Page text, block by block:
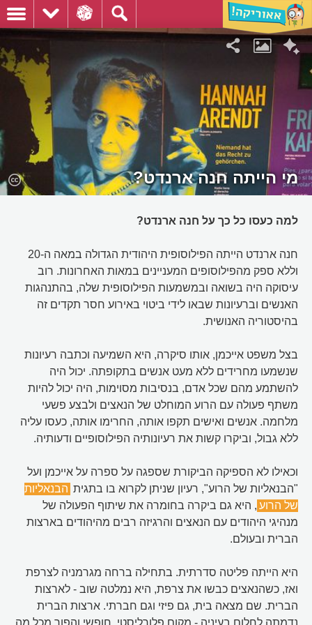
מי הייתה חנה ארנדט?
למה כעסו כל כך על חנה ארנדט?
חנה ארנדט הייתה הפילוסופית היהודית הגדולה במאה ה-20
וללא ספק מהפילוסופים המעניינים במאות האחרונות. רוב
עיסוקה היה בשואה ובמשמעות הפילוסופית שלה, בהתנהגות
האנשים וברעיונות שבאו לידי ביטוי באירוע חסר תקדים זה
בהיסטוריה האנושית.
בצל משפט אייכמן, אותו סיקרה, היא השמיעה וכתבה רעיונות
שנשמעו מחרידים ללא מעט אנשים בתקופתה. יכול היה
להשתמע מהם שכל אדם, בנסיבות מסוימות, היה יכול להיות
משתף פעולה עם הרוע המוחלט של הנאצים ולבצע פשעי
מלחמה. אנשים ואישים תקפו אותה, החרימו אותה, כעסו עליה
ללא גבול, וביקרו קשות את רעיונותיה הפילוסופיים ודעותיה.
וכאילו לא הספיקה הביקורת שספגה על ספרה על אייכמן ועל
"הבנאליות של הרוע", רעיון שניתן לקרוא בו בתגית הבנאליות
של הרוע , היא גם ביקרה בחומרה את שיתוף הפעולה של
מנהיגי היהודים עם הנאצים והרגיזה רבים מהיהודים בארצות
הברית ובעולם.
היא הייתה פליטה סדרתית. בתחילה ברחה מגרמניה לצרפת
ואז, כשהנאצים כבשו את צרפת, היא נמלטה שוב - לארצות
הברית. שם מצאה בית, גם פיזי וגם חברתי. ארצות הברית
נדמתה לחלום בעיניה - מקום פלורליסטי, חופשי והפוך מכל מה